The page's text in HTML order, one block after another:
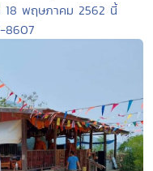
18 พฤษภาคม 2562 นี้
8607